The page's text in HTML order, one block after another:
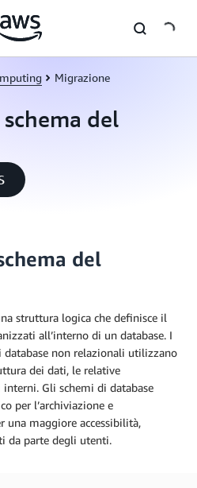
Migrazione
schema del
del
struttura logica che definisce il
all’interno di un database. I
database non relazionali utilizzano
dei dati, le relative
Gli schemi di database
per l’archiviazione e
una maggiore accessibilità,
da parte degli utenti.